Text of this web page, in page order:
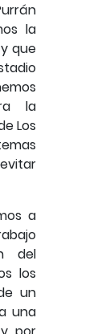
la
que
la
Los
a
del
los
un
una